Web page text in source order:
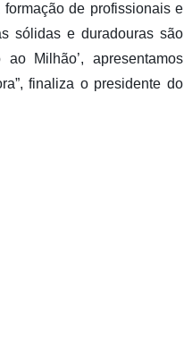
de profissionais e
sólidas e duradouras são
Milhão’, apresentamos
finaliza o presidente do